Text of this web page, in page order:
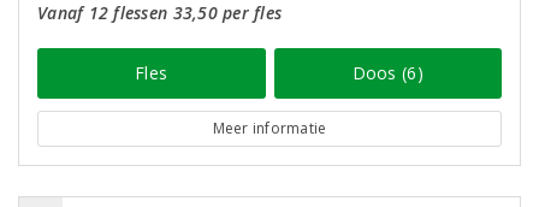
Vanaf 12 flessen 33,50 per fles
Fles Doos (6)
Meer informatie